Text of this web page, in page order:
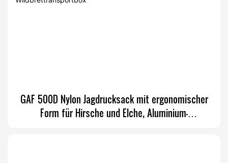
GAF 500D Nylon Jagdrucksack mit ergonomischer
Form für Hirsche und Elche, Aluminium-